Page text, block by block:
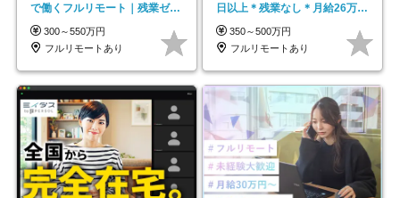
で働くフルリモート｜残業ゼロ
で18時退勤◎
300～550万円
フルリモートあり
日以上＊残業なし＊月給26万円
以上
350～500万円
フルリモートあり